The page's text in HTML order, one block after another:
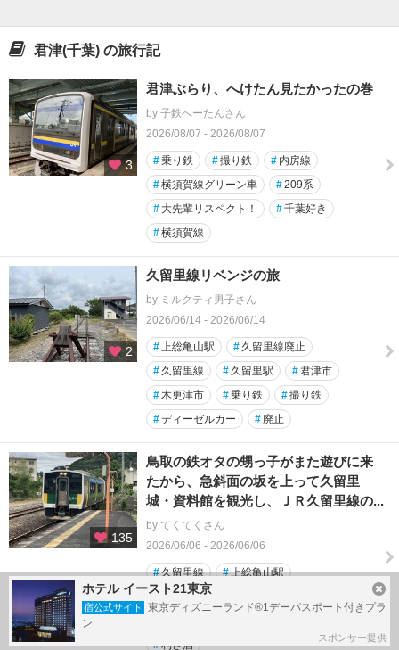
君津(千葉) の旅行記
3
君津ぶらり、へけたん見たかったの巻
by 子鉄へーたんさん
2026/08/07 - 2026/08/07
#乗り鉄 #撮り鉄 # 内房線
#横須賀線グリーン車 #209系
# 大先輩リスペクト！ #千葉好き
#横須賀線
2
久留里線リベンジの旅
by ミルクティ男子さん
2026/06/14 - 2026/06/14
# 上総亀山駅 # 久留里線廃止
# 久留里線 # 久留里駅 #君津市
# 木更津市 #乗り鉄 #撮り鉄
#ディーゼルカー # 廃止
135
鳥取の鉄オタの甥っ子がまた遊びに来
たから、急斜面の坂を上って久留里
城・資料館を観光し、ＪＲ久留里線の...
by てくてくさん
2026/06/06 - 2026/06/06
#久留里線 #上総亀山駅
# 久留里線廃止
#利き酒
ホテル イースト21東京
宿公式サイト
東京ディズニーランド®1デーパスポート付きプラ
ン
スポンサー提供